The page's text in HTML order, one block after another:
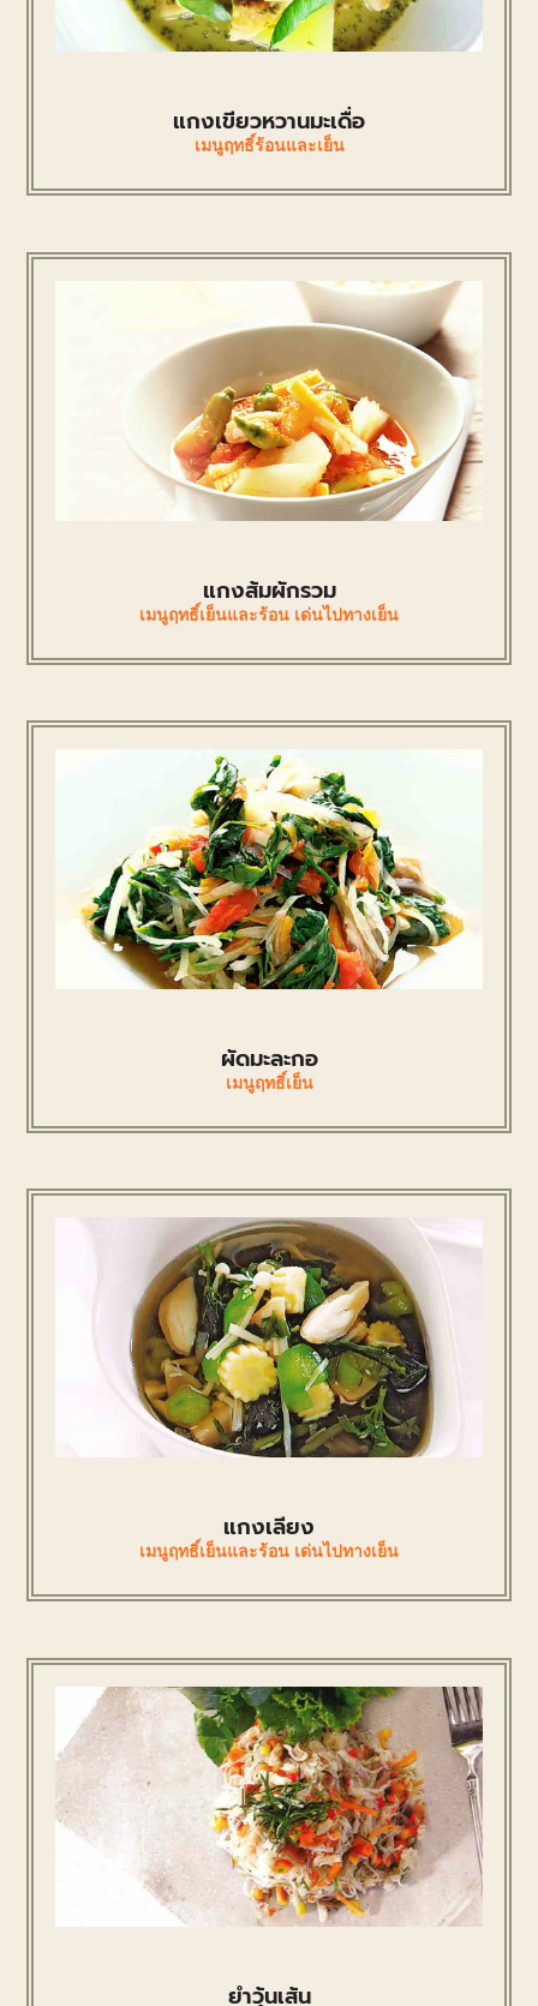
แกงเขียวหวานมะเดื่อ
เมนูฤทธิ์ร้อนและเย็น
แกงส้มผักรวม
เมนูฤทธิ์เย็นและร้อน เด่นไปทางเย็น
ผัดมะละกอ
เมนูฤทธิ์เย็น
แกงเลียง
เมนูฤทธิ์เย็นและร้อน เด่นไปทางเย็น
ยําวุ้นเส้น